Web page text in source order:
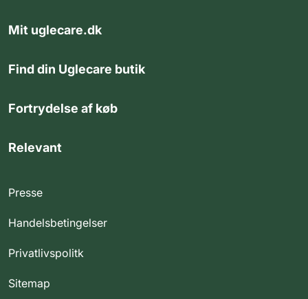
Mit uglecare.dk
Find din Uglecare butik
Fortrydelse af køb
Relevant
Presse
Handelsbetingelser
Privatlivspolitk
Sitemap